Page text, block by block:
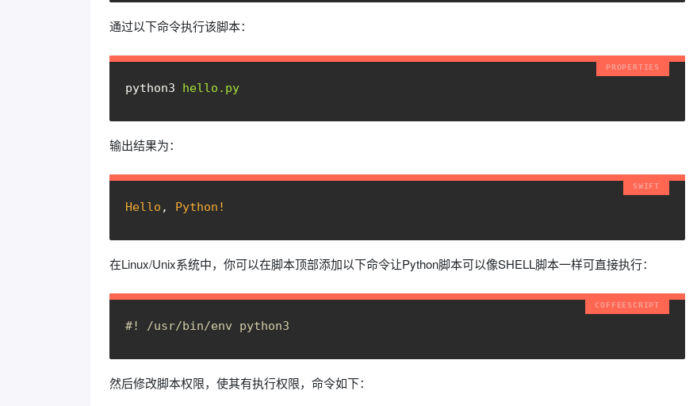
通过以下命令执行该脚本：
python3 hello.py
输出结果为：
Hello , Python!
在Linux/Unix系统中，你可以在脚本顶部添加以下命令让Python脚本可以像SHELL脚本一样可直接执行：
#! /usr/bin/env python3
然后修改脚本权限，使其有执行权限，命令如下：